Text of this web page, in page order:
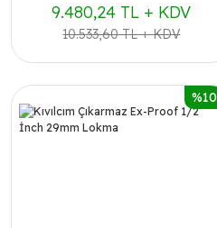
9.480,24 TL + KDV
10.533,60 TL + KDV
%10